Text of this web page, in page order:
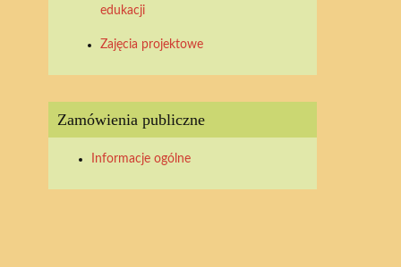
edukacji
Zajęcia projektowe
Zamówienia publiczne
Informacje ogólne